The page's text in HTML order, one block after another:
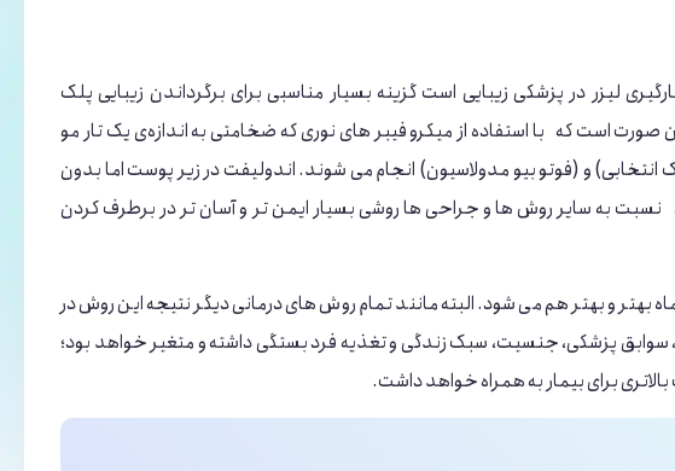
لیزر در پزشکی زیبایی است گزینه بسیار مناسبی برای برگرداندن زیبایی پلک
است که با استفاده از میکرو فیبر های نوری که ضخامتی به اندازه‌ی یک تار مو
(لیپولیتیک انتخابی) و (فوتو بیو مدولاسیون) انجام می ‌شوند. اندولیفت در زیر پوست اما بدون
به سایر روش ‌ها و جراحی ‌ها روشی بسیار ایمن ‌تر و آسان تر در برطرف کردن
بهتر و بهتر هم می ‌شود. البته مانند تمام روش ‌های درمانی دیگر نتیجه این روش در
پزشکی، جنسیت، سبک زندگی و تغذیه‌ فرد بستگی داشته و متغیر خواهد بود؛
برای بیمار به همراه خواهد داشت.